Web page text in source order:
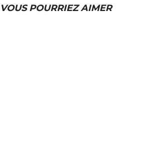
VOUS POURRIEZ AIMER